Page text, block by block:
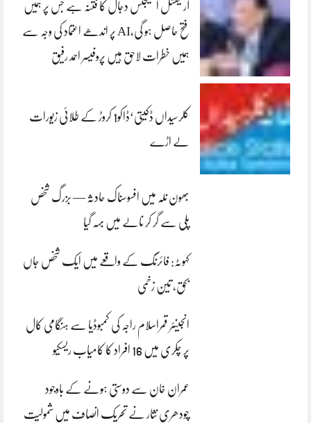
آرٹیفشل انٹلیجنس دجال کا فتنہ ہے جس پر ہمیں
فتح حاصل ہو گی،AI پر اندھے اعتماد کی وجہ سے
ہمیں خطرات لاحق ہیں پروفیسر احمد رفیق
کلرسیداں ڈکیتی‘ڈاکو1 کروڑ کے طلائی زیورات
لے اڑے
بھون نلہ میں افسوسناک حادثہ — بزرگ شخص
پلی سے گر کر نالے میں بہہ گیا
کہوٹہ: فائرنگ کے واقعے میں ایک شخص جاں
بحق، تین زخمی
انجینئر قمراسلام راجہ کی کمبوڈیا سے ہنگامی کال
پر چکری میں 16 افراد کا کامیاب ریسکیو
عمران خان سے دوستی ہونے کے باوجود
چودھری نثار نے تحریک انصاف میں شمولیت